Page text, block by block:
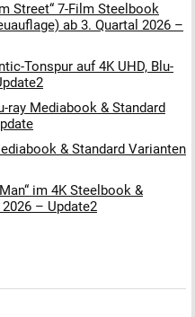
Street“ 7-Film Steelbook
ab 3. Quartal 2026 –
Tonspur auf 4K UHD, Blu-
ray Mediabook & Standard
& Standard Varianten
im 4K Steelbook &
– Update2